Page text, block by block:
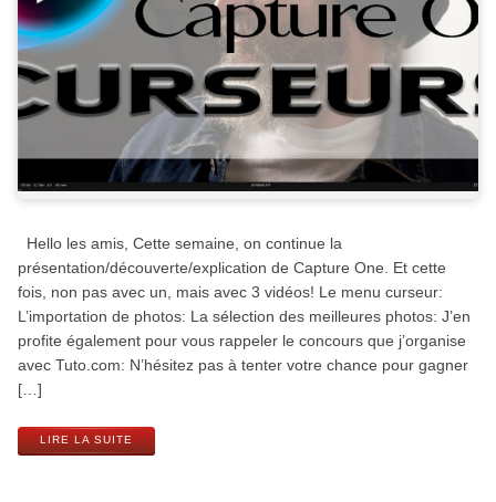
Hello les amis, Cette semaine, on continue la
présentation/découverte/explication de Capture One. Et cette
fois, non pas avec un, mais avec 3 vidéos! Le menu curseur:
L’importation de photos: La sélection des meilleures photos: J’en
profite également pour vous rappeler le concours que j’organise
avec Tuto.com: N’hésitez pas à tenter votre chance pour gagner
[…]
LIRE LA SUITE